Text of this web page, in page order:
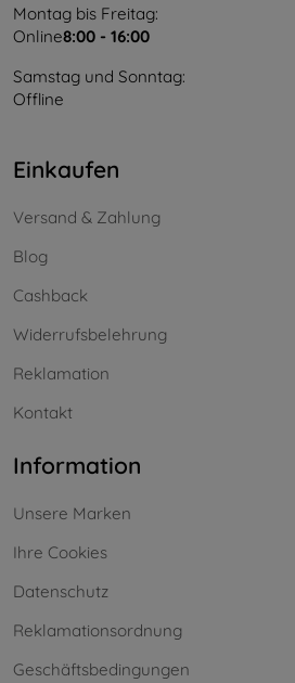
Montag bis Freitag:
Online8:00 - 16:00
Samstag und Sonntag:
Offline
Einkaufen
Versand & Zahlung
Blog
Cashback
Widerrufsbelehrung
Reklamation
Kontakt
Information
Unsere Marken
Ihre Cookies
Datenschutz
Reklamationsordnung
Geschäftsbedingungen